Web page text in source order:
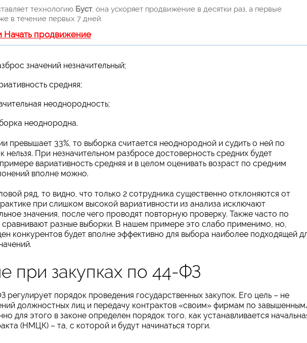
технологию Буст, она ускоряет продвижение в десятки раз, а первые
в течение первых 7 дней.
Начать продвижение
значений незначительный;
средняя;
неоднородность;
неоднородна.
превышает 33%, то выборка считается неоднородной и судить о ней по
нельзя. При незначительном разбросе достоверность средних будет
вариативность средняя и в целом оценивать возраст по средним
вполне можно.
ряд, то видно, что только 2 сотрудника существенно отклоняются от
при слишком высокой вариативности из анализа исключают
значения, после чего проводят повторную проверку. Также часто по
разные выборки. В нашем примере это слабо применимо, но,
конкурентов будет вполне эффективно для выбора наиболее подходящей
при закупках по 44-ФЗ
регулирует порядок проведения государственных закупок. Его цель – не
должностных лиц и передачу контрактов «своим» фирмам по
для этого в законе определен порядок того, как устанавливается
(НМЦК) – та, с которой и будут начинаться торги.